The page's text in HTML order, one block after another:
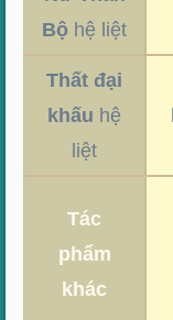
Bộ hệ liệt
Thất đại
khấu hệ
liệt
Tác
phẩm
khác